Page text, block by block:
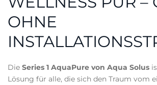
OHNE
Die Series 1 AquaPure von Aqua Solus
Lösung für alle, die sich den Traum vom